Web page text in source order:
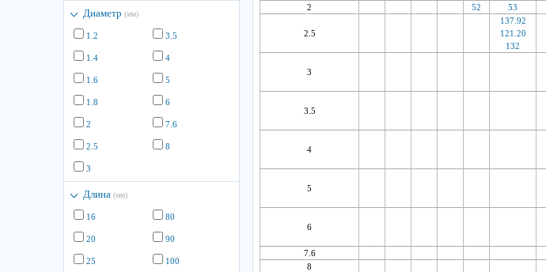
Диаметр (мм)
1.2
1.4
1.6
1.8
2
2.5
3
3.5
4
5
6
7.6
8
Длина (мм)
16
20
25
80
90
100
2
52 53
2.5
137.92
121.20
132
3
3.5
4
5
6
7.6
8